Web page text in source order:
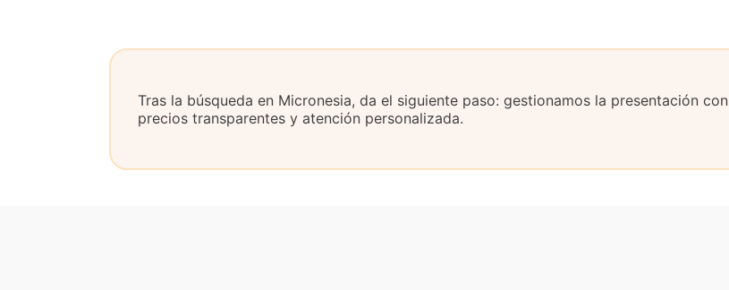
Tras la búsqueda en Micronesia, da el siguiente paso: gestionamos la presentación con
precios transparentes y atención personalizada.